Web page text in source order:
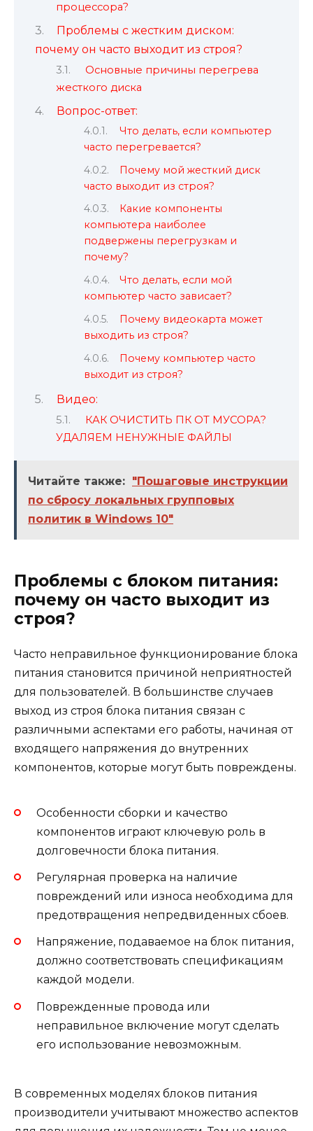
процессора?
Проблемы с жестким диском:
почему он часто выходит из строя?
Основные причины перегрева
жесткого диска
Вопрос-ответ:
Что делать, если компьютер
часто перегревается?
Почему мой жесткий диск
часто выходит из строя?
Какие компоненты
компьютера наиболее
подвержены перегрузкам и
почему?
Что делать, если мой
компьютер часто зависает?
Почему видеокарта может
выходить из строя?
Почему компьютер часто
выходит из строя?
Видео:
КАК ОЧИСТИТЬ ПК ОТ МУСОРА?
УДАЛЯЕМ НЕНУЖНЫЕ ФАЙЛЫ
Читайте также: "Пошаговые инструкции
по сбросу локальных групповых
политик в Windows 10"
Проблемы с блоком питания:
почему он часто выходит из
строя?
Часто неправильное функционирование блока
питания становится причиной неприятностей
для пользователей. В большинстве случаев
выход из строя блока питания связан с
различными аспектами его работы, начиная от
входящего напряжения до внутренних
компонентов, которые могут быть повреждены.
Особенности сборки и качество
компонентов играют ключевую роль в
долговечности блока питания.
Регулярная проверка на наличие
повреждений или износа необходима для
предотвращения непредвиденных сбоев.
Напряжение, подаваемое на блок питания,
должно соответствовать спецификациям
каждой модели.
Поврежденные провода или
неправильное включение могут сделать
его использование невозможным.
В современных моделях блоков питания
производители учитывают множество аспектов